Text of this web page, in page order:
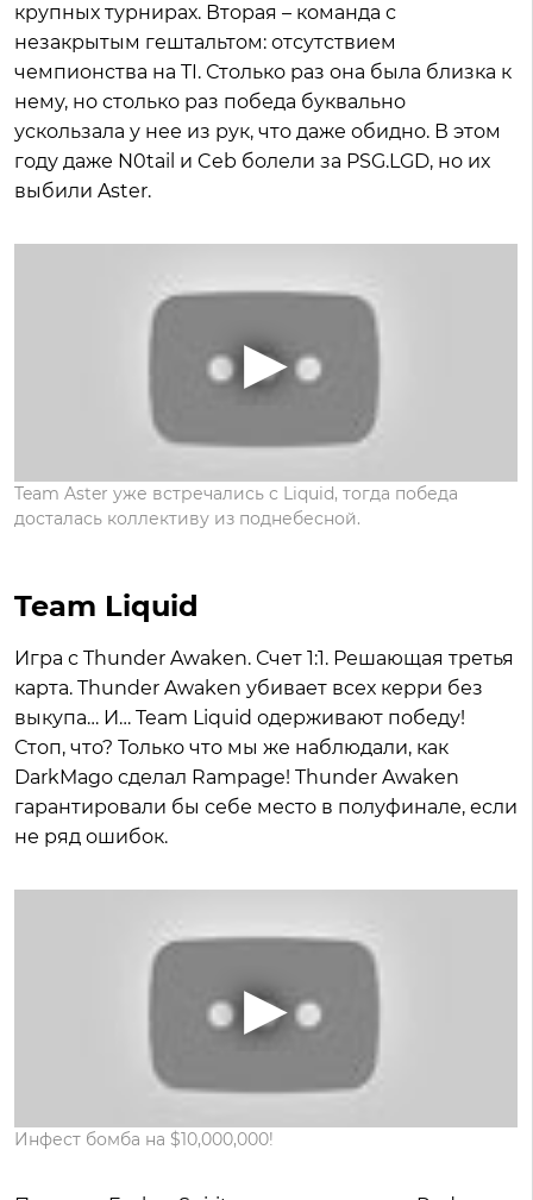
крупных турнирах. Вторая – команда с
незакрытым гештальтом: отсутствием
чемпионства на TI. Столько раз она была близка к
нему, но столько раз победа буквально
ускользала у нее из рук, что даже обидно. В этом
году даже N0tail и Ceb болели за PSG.LGD, но их
выбили Aster.
Team Aster уже встречались с Liquid, тогда победа
досталась коллективу из поднебесной.
Team Liquid
Игра с Thunder Awaken. Счет 1:1. Решающая третья
карта. Thunder Awaken убивает всех керри без
выкупа… И… Team Liquid одерживают победу!
Стоп, что? Только что мы же наблюдали, как
DarkMago сделал Rampage! Thunder Awaken
гарантировали бы себе место в полуфинале, если
не ряд ошибок.
Инфест бомба на $10,000,000!